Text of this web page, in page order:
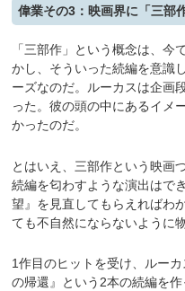
偉業その3：映画界に「三部
「三部作」という概念は、今
かし、そういった続編を意識
ーズなのだ。ルーカスは企画
った。彼の頭の中にあるイメ
かったのだ。
とはいえ、三部作という映画
続編を匂わすような演出は
望』を見直してもらえればわ
ても不自然にならないように
1作目のヒットを受け、ルー
の帰還』という2本の続編を